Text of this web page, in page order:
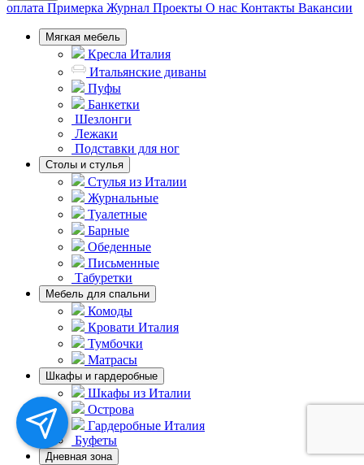
оплата Примерка Журнал Проекты О нас Контакты Вакансии
Мягкая мебель
Кресла Италия
Итальянские диваны
Пуфы
Банкетки
Шезлонги
Лежаки
Подставки для ног
Столы и стулья
Стулья из Италии
Журнальные
Туалетные
Барные
Обеденные
Письменные
Табуретки
Мебель для спальни
Комоды
Кровати Италия
Тумбочки
Матрасы
Шкафы и гардеробные
Шкафы из Италии
Острова
Гардеробные Италия
Буфеты
Дневная зона